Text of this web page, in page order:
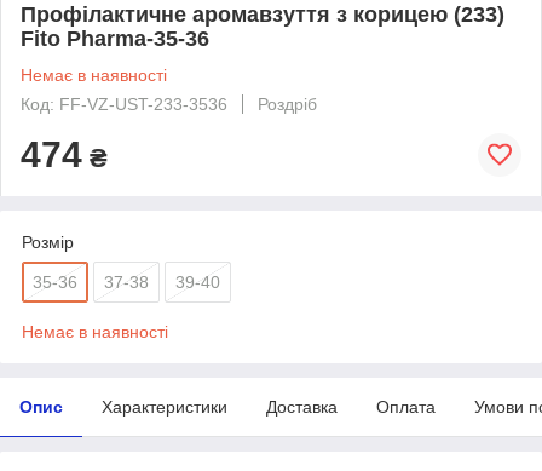
Профілактичне аромавзуття з корицею (233)
Fito Pharma-35-36
Немає в наявності
Код: FF-VZ-UST-233-3536
Роздріб
474 ₴
Розмір
35-36 37-38 39-40
Немає в наявності
Опис Характеристики Доставка Оплата Умови